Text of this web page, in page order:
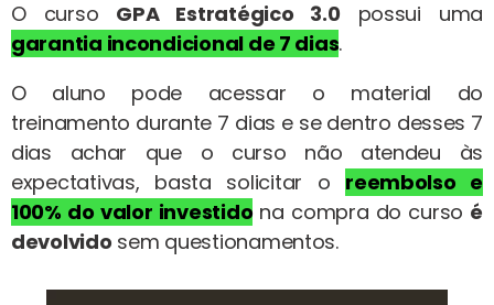
O curso GPA Estratégico 3.0 possui uma
garantia incondicional de 7 dias.
O aluno pode acessar o material do
treinamento durante 7 dias e se dentro desses 7
dias achar que o curso não atendeu às
expectativas, basta solicitar o reembolso e
100% do valor investido na compra do curso é
devolvido sem questionamentos.